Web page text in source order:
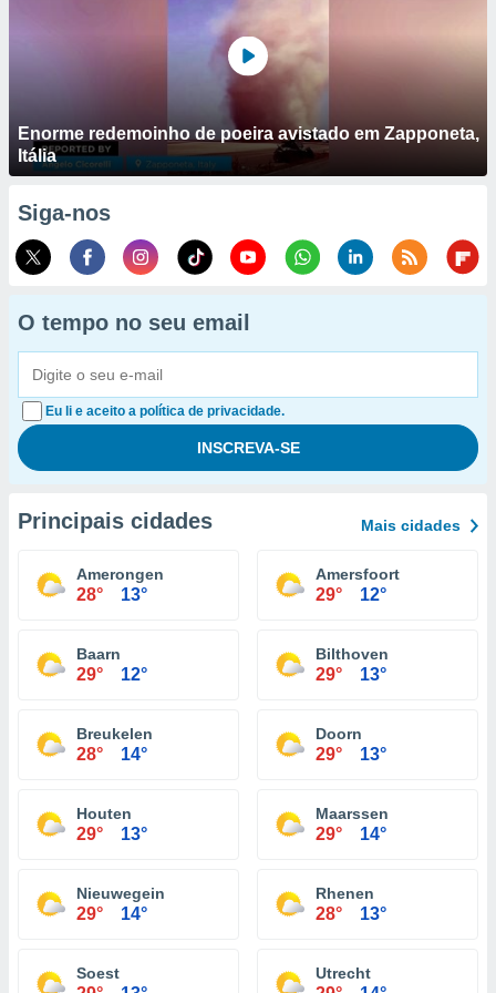
Enorme redemoinho de poeira avistado em Zapponeta,
Itália
Siga-nos
O tempo no seu email
Eu li e aceito a política de privacidade.
Principais cidades Mais cidades
Amerongen
28° 13°
Amersfoort
29° 12°
Baarn
29° 12°
Bilthoven
29° 13°
Breukelen
28° 14°
Doorn
29° 13°
Houten
29° 13°
Maarssen
29° 14°
Nieuwegein
29° 14°
Rhenen
28° 13°
Soest Utrecht